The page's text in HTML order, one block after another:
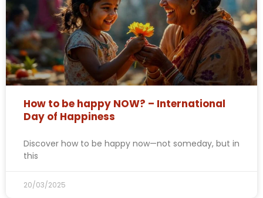
How to be happy NOW? – International
Day of Happiness
Discover how to be happy now—not someday, but in
this
20/03/2025